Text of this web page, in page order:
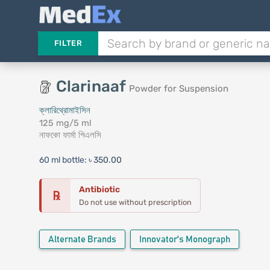
FILTER
Clarinaaf Powder for Suspension
ক্লারিথ্রোমাইসিন
125 mg/5 ml
নাফকো ফার্মা পিএলসি
60 ml bottle: ৳ 350.00
℞ Antibiotic
Do not use without prescription
Alternate Brands Innovator's Monograph